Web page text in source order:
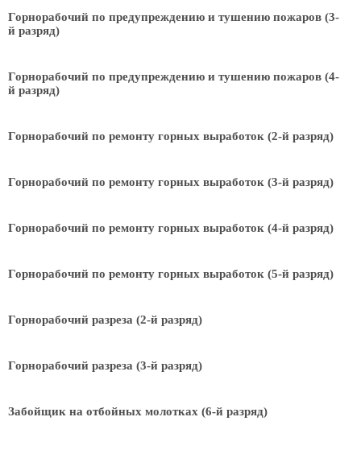
Горнорабочий по предупреждению и тушению пожаров (3-
й разряд)
Горнорабочий по предупреждению и тушению пожаров (4-
й разряд)
Горнорабочий по ремонту горных выработок (2-й разряд)
Горнорабочий по ремонту горных выработок (3-й разряд)
Горнорабочий по ремонту горных выработок (4-й разряд)
Горнорабочий по ремонту горных выработок (5-й разряд)
Горнорабочий разреза (2-й разряд)
Горнорабочий разреза (3-й разряд)
Забойщик на отбойных молотках (6-й разряд)